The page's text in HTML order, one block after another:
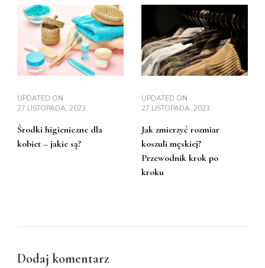
UPDATED ON
27 LISTOPADA, 2023
Środki higieniczne dla
kobiet – jakie są?
UPDATED ON
27 LISTOPADA, 2023
Jak zmierzyć rozmiar
koszuli męskiej?
Przewodnik krok po
kroku
Dodaj komentarz